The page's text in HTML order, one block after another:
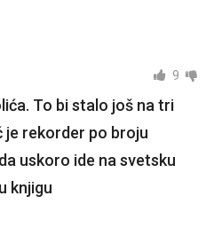
9
To bi stalo još na tri
je rekorder po broju
uskoro ide na svetsku
knjigu